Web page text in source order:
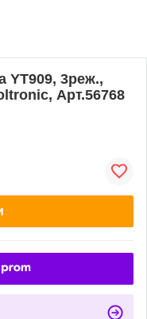
YT909, 3реж.,
Арт.56768